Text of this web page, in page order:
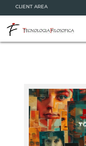
CLIENT AREA